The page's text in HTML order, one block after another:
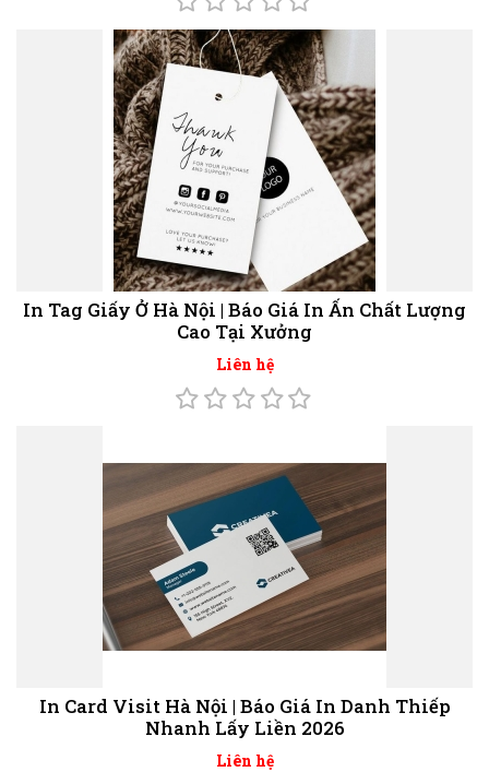
In Tag Giấy Ở Hà Nội | Báo Giá In Ấn Chất Lượng
Cao Tại Xưởng
Liên hệ
In Card Visit Hà Nội | Báo Giá In Danh Thiếp
Nhanh Lấy Liền 2026
Liên hệ